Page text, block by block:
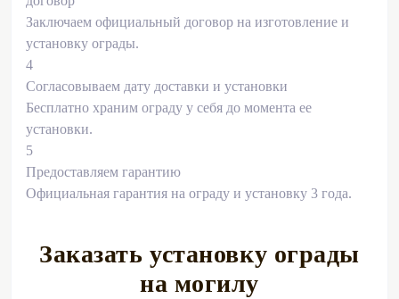
Заключаем официальный договор на изготовление и
установку ограды.
4
Согласовываем дату доставки и установки
Бесплатно храним ограду у себя до момента ее
установки.
5
Предоставляем гарантию
Официальная гарантия на ограду и установку 3 года.
Заказать установку ограды
на могилу